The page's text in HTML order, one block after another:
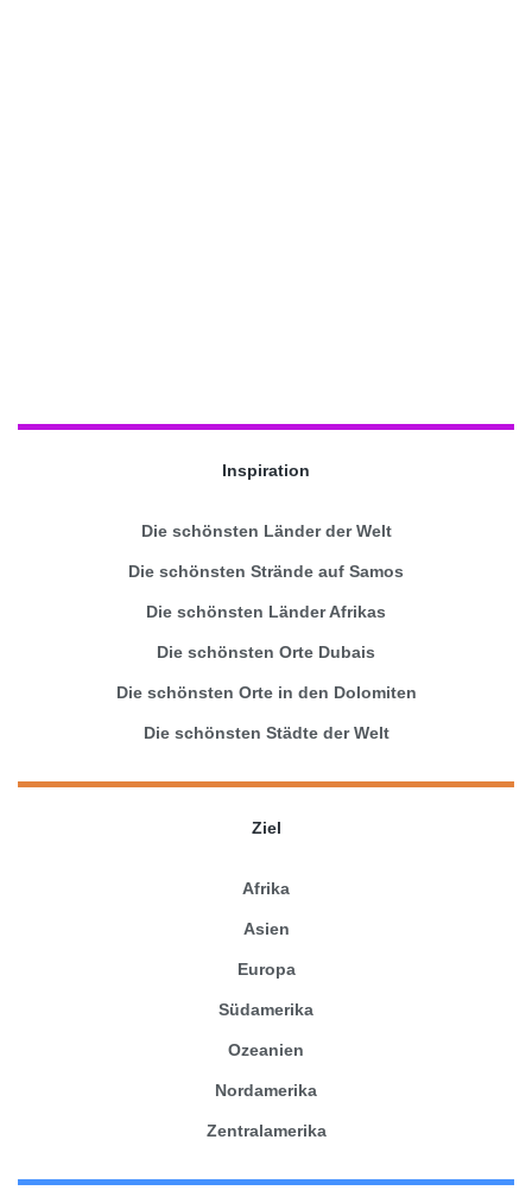
Inspiration
Die schönsten Länder der Welt
Die schönsten Strände auf Samos
Die schönsten Länder Afrikas
Die schönsten Orte Dubais
Die schönsten Orte in den Dolomiten
Die schönsten Städte der Welt
Ziel
Afrika
Asien
Europa
Südamerika
Ozeanien
Nordamerika
Zentralamerika